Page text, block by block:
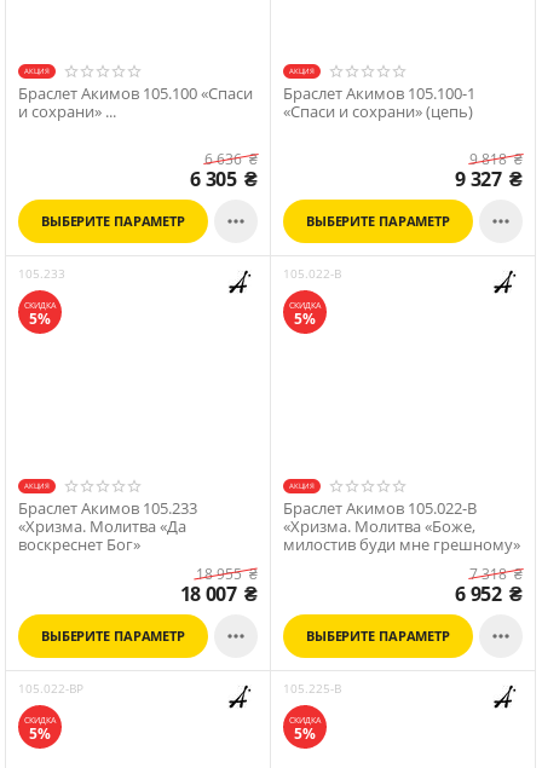
АКЦИЯ
Браслет Акимов 105.100 «Спаси
и сохрани» ...
6 636₴
6 305 ₴
ВЫБЕРИТЕ ПАРАМЕТР 
АКЦИЯ
Браслет Акимов 105.100-1
«Спаси и сохрани» (цепь)
9 818₴
9 327 ₴
ВЫБЕРИТЕ ПАРАМЕТР 
105.233
СКИДКА
5%
АКЦИЯ
Браслет Акимов 105.233
«Хризма. Молитва «Да
воскреснет Бог»
18 955₴
18 007 ₴
ВЫБЕРИТЕ ПАРАМЕТР 
105.022-B
СКИДКА
5%
АКЦИЯ
Браслет Акимов 105.022-B
«Хризма. Молитва «Боже,
милостив буди мне грешному»
7 318₴
6 952 ₴
ВЫБЕРИТЕ ПАРАМЕТР 
105.022-BP
СКИДКА
5%
105.225-B
СКИДКА
5%